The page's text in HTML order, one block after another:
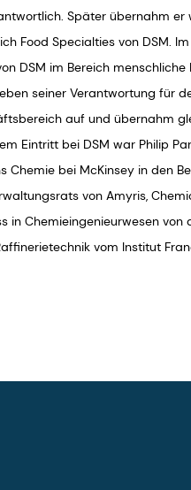
Später übernahm er
Food Specialties von DSM.
DSM im Bereich menschliche
seiner Verantwortung für
auf und übernahm
Eintritt bei DSM war Philip
Chemie bei McKinsey in den
von Amyris,
in Chemieingenieurwesen von
vom Institut